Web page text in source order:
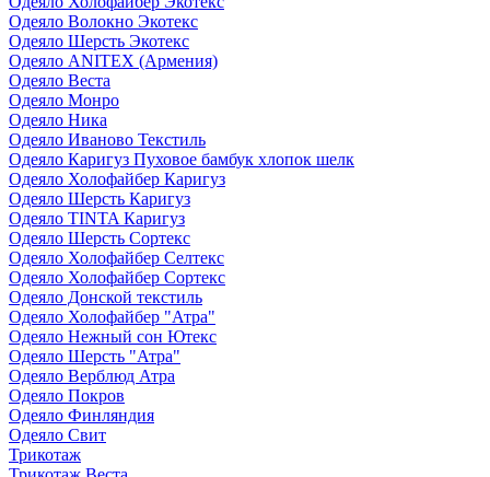
Одеяло Волокно Экотекс
Одеяло Шерсть Экотекс
Одеяло ANITEX (Армения)
Одеяло Веста
Одеяло Монро
Одеяло Ника
Одеяло Иваново Текстиль
Одеяло Каригуз Пуховое бамбук хлопок шелк
Одеяло Холофайбер Каригуз
Одеяло Шерсть Каригуз
Одеяло TINTA Каригуз
Одеяло Шерсть Сортекс
Одеяло Холофайбер Селтекс
Одеяло Холофайбер Сортекс
Одеяло Донской текстиль
Одеяло Холофайбер "Атра"
Одеяло Нежный сон Ютекс
Одеяло Шерсть "Атра"
Одеяло Верблюд Атра
Одеяло Покров
Одеяло Финляндия
Одеяло Свит
Трикотаж